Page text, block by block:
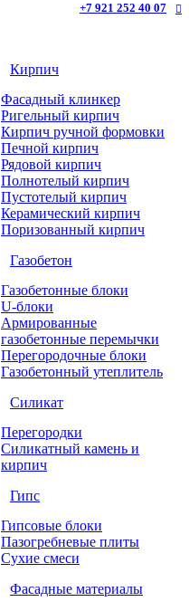
+7 921 252 40 07
Кирпич
Фасадный клинкер
Ригельный кирпич
Кирпич ручной формовки
Печной кирпич
Рядовой кирпич
Полнотелый кирпич
Пустотелый кирпич
Керамический кирпич
Поризованный кирпич
Газобетон
Газобетонные блоки
U-блоки
Армированные
газобетонные перемычки
Перегородочные блоки
Газобетонный утеплитель
Силикат
Перегородки
Силикатный камень и
кирпич
Гипс
Гипсовые блоки
Пазогребневые плиты
Сухие смеси
Фасадные материалы